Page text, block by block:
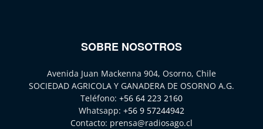
SOBRE NOSOTROS
Avenida Juan Mackenna 904, Osorno, Chile
SOCIEDAD AGRICOLA Y GANADERA DE OSORNO A.G.
Teléfono: +56 64 223 2160
Whatsapp: +56 9 57244942
Contacto: prensa@radiosago.cl